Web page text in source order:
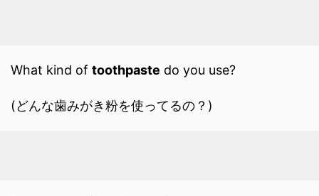
What kind of toothpaste do you use?
(どんな歯みがき粉を使ってるの？)